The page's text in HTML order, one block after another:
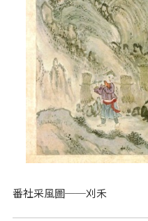
番社采風圖──刈禾